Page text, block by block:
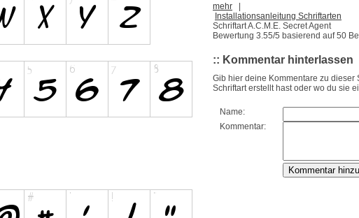
mehr
Installationsanleitung Schriftarten
Schriftart A.C.M.E. Secret Agent
Bewertung 3.55/5 basierend auf50
:: Kommentar hinterlassen
Gib hier deine Kommentare zu dieser
Schriftart erstellt hast oder wo du sie
Name:
Kommentar: